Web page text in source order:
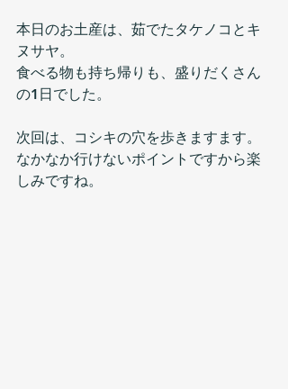
本日のお土産は、茹でたタケノコとキ
ヌサヤ。
食べる物も持ち帰りも、盛りだくさん
の1日でした。
次回は、コシキの穴を歩きますます。
なかなか行けないポイントですから楽
しみですね。